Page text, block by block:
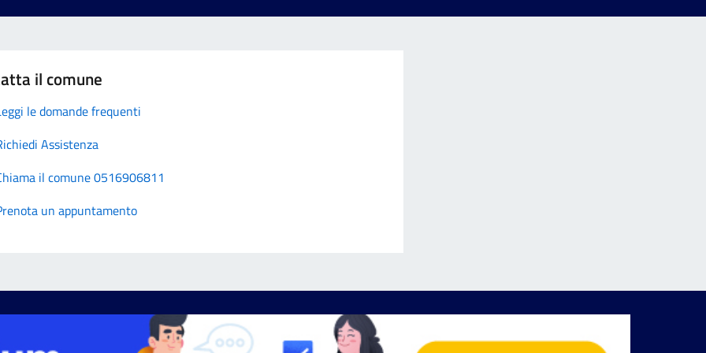
il comune
le domande frequenti
Assistenza
il comune 0516906811
un appuntamento